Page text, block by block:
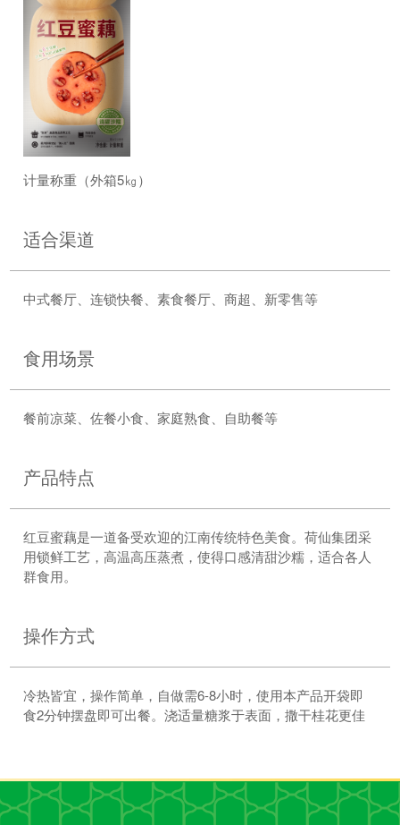
计量称重（外箱5㎏）
适合渠道
中式餐厅、连锁快餐、素食餐厅、商超、新零售等
食用场景
餐前凉菜、佐餐小食、家庭熟食、自助餐等
产品特点
红豆蜜藕是一道备受欢迎的江南传统特色美食。荷仙集团采
用锁鲜工艺，高温高压蒸煮，使得口感清甜沙糯，适合各人
群食用。
操作方式
冷热皆宜，操作简单，自做需6-8小时，使用本产品开袋即
食2分钟摆盘即可出餐。浇适量糖浆于表面，撒干桂花更佳